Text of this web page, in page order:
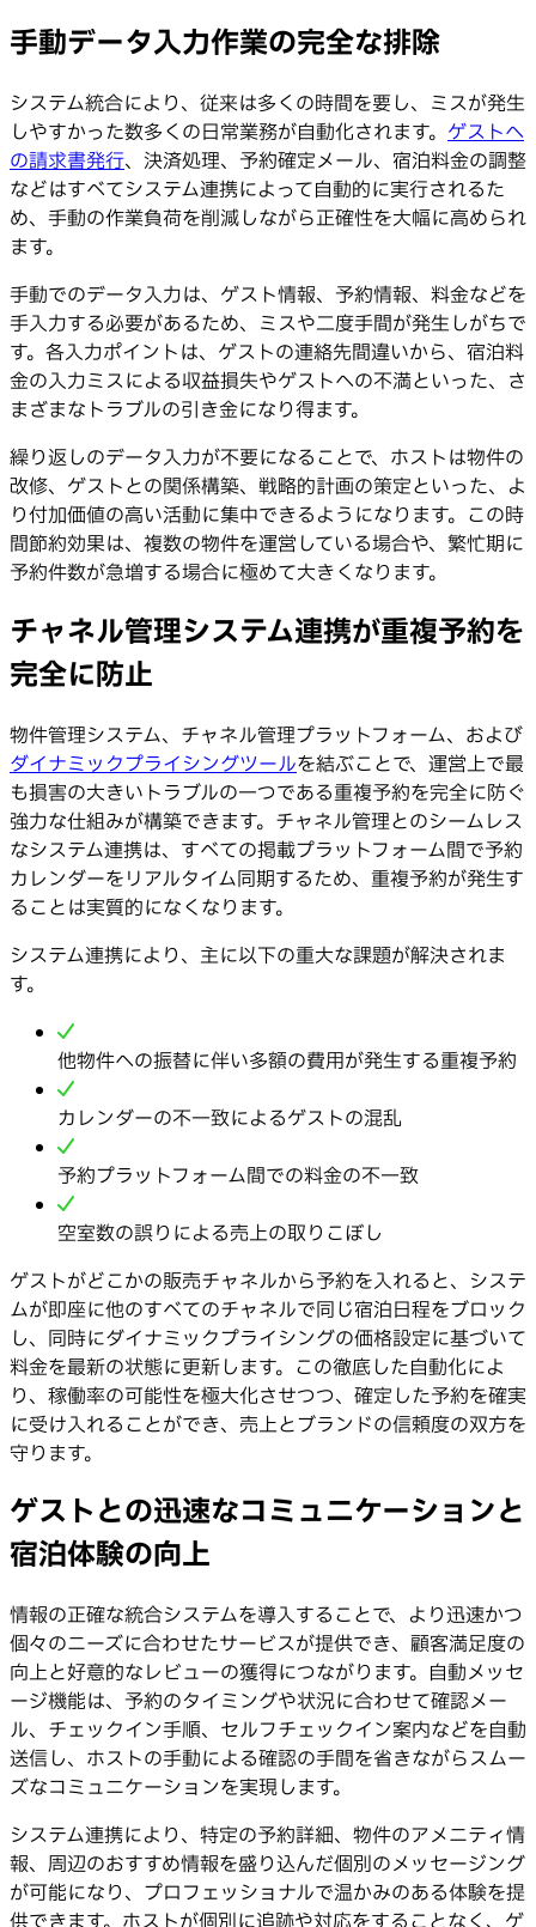
手動データ入力作業の完全な排除
システム統合により、従来は多くの時間を要し、ミスが発生
しやすかった数多くの日常業務が自動化されます。 ゲストへ
の請求書発行、決済処理、予約確定メール、宿泊料金の調整
などはすべてシステム連携によって自動的に実行されるた
め、手動の作業負荷を削減しながら正確性を大幅に高められ
ます。
手動でのデータ入力は、ゲスト情報、予約情報、料金などを
手入力する必要があるため、ミスや二度手間が発生しがちで
す。各入力ポイントは、ゲストの連絡先間違いから、宿泊料
金の入力ミスによる収益損失やゲストへの不満といった、さ
まざまなトラブルの引き金になり得ます。
繰り返しのデータ入力が不要になることで、ホストは物件の
改修、ゲストとの関係構築、戦略的計画の策定といった、よ
り付加価値の高い活動に集中できるようになります。この時
間節約効果は、複数の物件を運営している場合や、繁忙期に
予約件数が急増する場合に極めて大きくなります。
チャネル管理システム連携が重複予約を
完全に防止
物件管理システム、チャネル管理プラットフォーム、および
ダイナミックプライシングツールを結ぶことで、運営上で最
も損害の大きいトラブルの一つである重複予約を完全に防ぐ
強力な仕組みが構築できます。チャネル管理とのシームレス
なシステム連携は、すべての掲載プラットフォーム間で予約
カレンダーをリアルタイム同期するため、重複予約が発生す
ることは実質的になくなります。
システム連携により、主に以下の重大な課題が解決されま
す。
他物件への振替に伴い多額の費用が発生する重複予約
カレンダーの不一致によるゲストの混乱
予約プラットフォーム間での料金の不一致
空室数の誤りによる売上の取りこぼし
ゲストがどこかの販売チャネルから予約を入れると、システ
ムが即座に他のすべてのチャネルで同じ宿泊日程をブロック
し、同時にダイナミックプライシングの価格設定に基づいて
料金を最新の状態に更新します。この徹底した自動化によ
り、稼働率の可能性を極大化させつつ、確定した予約を確実
に受け入れることができ、売上とブランドの信頼度の双方を
守ります。
ゲストとの迅速なコミュニケーションと
宿泊体験の向上
情報の正確な統合システムを導入することで、より迅速かつ
個々のニーズに合わせたサービスが提供でき、顧客満足度の
向上と好意的なレビューの獲得につながります。自動メッセ
ージ機能は、予約のタイミングや状況に合わせて確認メー
ル、チェックイン手順、セルフチェックイン案内などを自動
送信し、ホストの手動による確認の手間を省きながらスムー
ズなコミュニケーションを実現します。
システム連携により、特定の予約詳細、物件のアメニティ情
報、周辺のおすすめ情報を盛り込んだ個別のメッセージング
が可能になり、プロフェッショナルで温かみのある体験を提